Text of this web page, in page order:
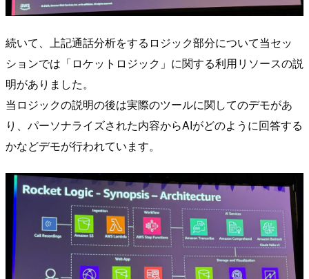
続いて、上記通話分析をするロジック部分について当セッ
ションでは「ロケットロジック」に関する利用リソースの説
明がありました。
当ロジックの説明の後は実際のツールに関してのデモがあ
り、パーソナライズされた内容からAIがどのように回答する
かなどデモが行われています。